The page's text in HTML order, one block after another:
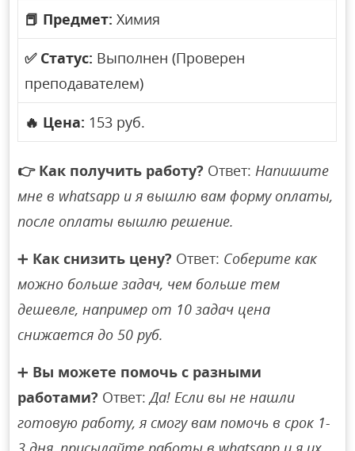
📕 Предмет: Химия
✅ Статус: Выполнен (Проверен
преподавателем)
🔥 Цена: 153 руб.
👉 Как получить работу? Ответ:Напишите
мне в whatsapp и я вышлю вам форму оплаты,
после оплаты вышлю решение.
➕ Как снизить цену? Ответ: Соберите как
можно больше задач, чем больше тем
дешевле, например от 10 задач цена
снижается до 50 руб.
➕ Вы можете помочь с разными
работами? Ответ:Да! Если вы не нашли
готовую работу, я смогу вам помочь в срок 1-